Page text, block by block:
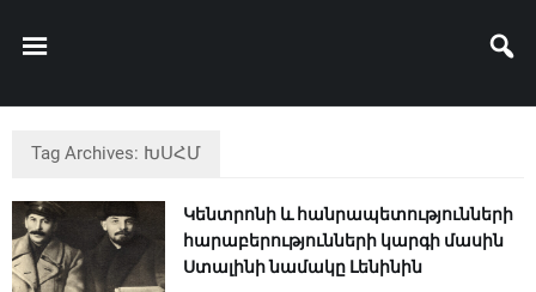
Tag Archives: ԽՍՀՄ
Կենտրոնի և հանրապետությունների
հարաբերությունների կարգի մասին
Ստալինի նամակը Լենինին